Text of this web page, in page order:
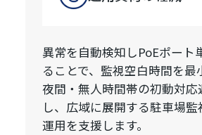
異常を自動検知しPoEポート
ることで、監視空白時間を最
夜間・無人時間帯の初動対応
し、広域に展開する駐車場
運用を支援します。